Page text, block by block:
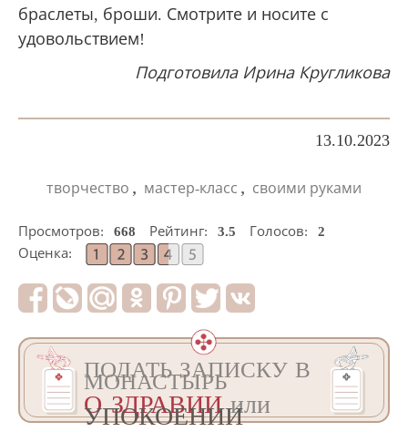
браслеты, броши. Смотрите и носите с
удовольствием!
Подготовила Ирина Кругликова
13.10.2023
творчество , мастер-класс , своими руками
Просмотров: 668 Рейтинг: 3.5 Голосов:
2
Оценка:
ПОДАТЬ ЗАПИСКУ В
МОНАСТЫРЬ
О ЗДРАВИИили
УПОКОЕНИИ